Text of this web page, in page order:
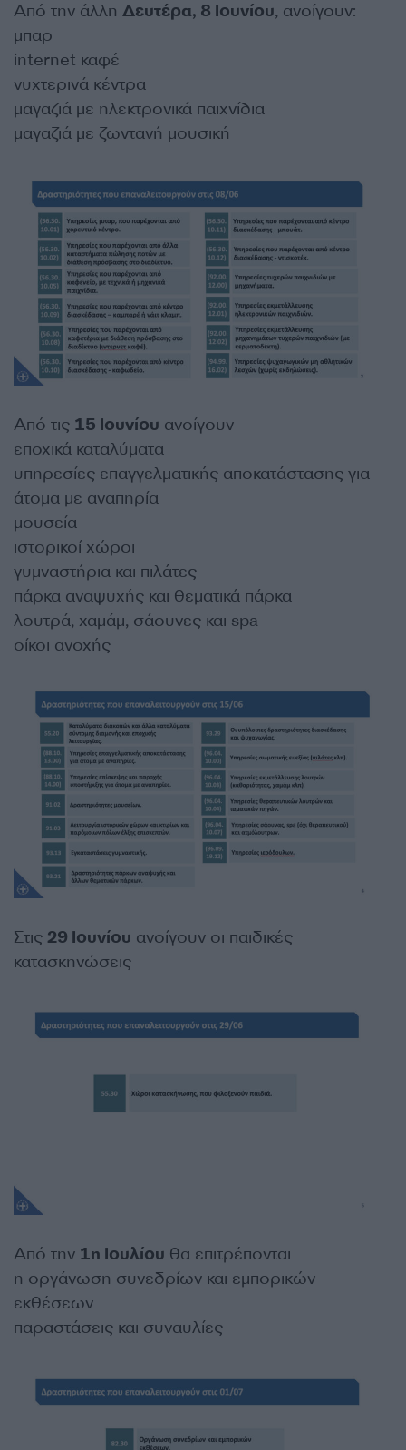
Από την άλλη Δευτέρα, 8 Ιουνίου, ανοίγουν:
μπαρ
internet καφέ
νυχτερινά κέντρα
μαγαζιά με ηλεκτρονικά παιχνίδια
μαγαζιά με ζωντανή μουσική
Από τις 15 Ιουνίου ανοίγουν
εποχικά καταλύματα
υπηρεσίες επαγγελματικής αποκατάστασης για
άτομα με αναπηρία
μουσεία
ιστορικοί χώροι
γυμναστήρια και πιλάτες
πάρκα αναψυχής και θεματικά πάρκα
λουτρά, χαμάμ, σάουνες και spa
οίκοι ανοχής
Στις 29 Ιουνίου ανοίγουν οι παιδικές
κατασκηνώσεις
Από την 1η Ιουλίου θα επιτρέπονται
η οργάνωση συνεδρίων και εμπορικών
εκθέσεων
παραστάσεις και συναυλίες